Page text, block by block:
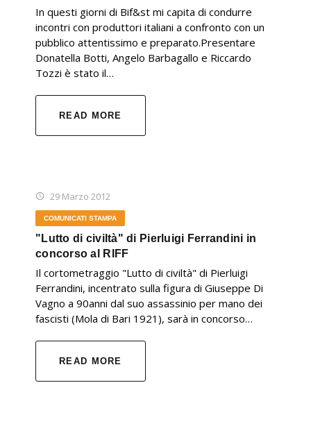
In questi giorni di Bif&st mi capita di condurre
incontri con produttori italiani a confronto con un
pubblico attentissimo e preparato.Presentare
Donatella Botti, Angelo Barbagallo e Riccardo
Tozzi è stato il…
READ MORE
29 Marzo 2012
COMUNICATI STAMPA
"Lutto di civiltà" di Pierluigi Ferrandini in
concorso al RIFF
Il cortometraggio "Lutto di civiltà" di Pierluigi
Ferrandini, incentrato sulla figura di Giuseppe Di
Vagno a 90anni dal suo assassinio per mano dei
fascisti (Mola di Bari 1921), sarà in concorso…
READ MORE